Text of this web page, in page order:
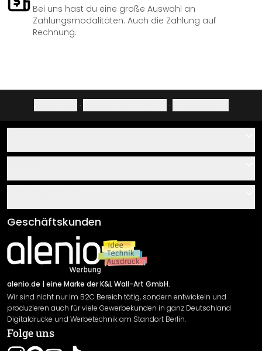
Bei uns hast du eine große Auswahl an
Zahlungsmodalitäten. Auch die Zahlung auf
Rechnung.
· ·
Über uns
Klebe- und Montageanleitungen
Newsletter An-/Abmeldung
Sendungsverfolgung
AGB
Impressum
Versand & Zahlung
Rücksendung
Widerrufsrecht
Datenschutzerklärung
Gewährleistung
Geschäftskunden
alenio.de | eine Marke der K&L Wall-Art GmbH.
Wir sind nicht nur im B2C Bereich tätig, sondern entwickeln und
produzieren auch für viele Gewerbekunden in ganz Deutschland
Digitaldrucke und Werbetechnik am Standort Berlin.
Folge uns